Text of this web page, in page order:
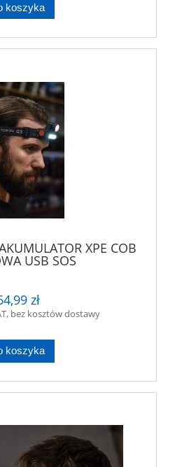
koszyka
XPE COB
USB SOS
zł
bez kosztów dostawy
koszyka